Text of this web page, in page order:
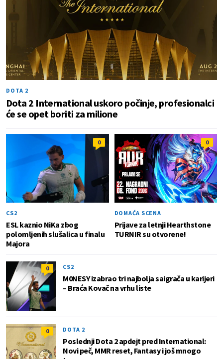
DOTA 2
Dota 2 International uskoro počinje, profesionalci
će se opet boriti za milione
0
CS2
ESL kaznio NiKa zbog
polomljenih slušalica u finalu
Majora
0
DOMAĆA SCENA
Prijave za letnji Hearthstone
TURNIR su otvorene!
0 CS2
M0NESY izabrao tri najbolja saigrača u karijeri
– Braća Kovač na vrhu liste
0 DOTA 2
Poslednji Dota 2 apdejt pred International:
Novi peč, MMR reset, Fantasy i još mnogo